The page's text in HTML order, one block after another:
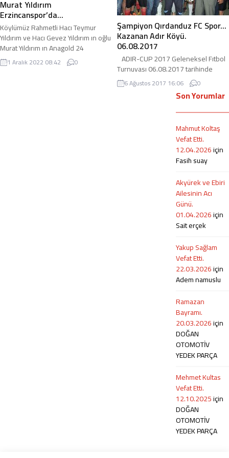
Murat Yıldırım
Erzincanspor’da…
Köylümüz Rahmetli Hacı Teymur
Yıldırım ve Hacı Gevez Yıldırım ın oğlu
Murat Yıldırım ın Anagold 24
Erzincanspor yardımcı antrenörlük
görevine getirldiğini öğrendik.
1 Aralık 2022 08:42 0
Şampiyon Qırdanduz FC Spor…
Kazanan Adır Köyü.
06.08.2017
ADIR-CUP 2017 Geleneksel Fıtbol
Turnuvası 06.08.2017 tarihinde
Kardeşler Halı Saha da oynanan
Final Maçında rakibi Şirinler Spor u
2-1 yenerek bu yıl ki turnuva
şampiyonu Qırdanduz FC Spor
Maça iyi başlayan ve daha organize
olan takım aslında başlarda Şirinler
Spor de ve ilk golü...
6 Ağustos 2017 16:06 0
Son Yorumlar
Mahmut Koltaş
Vefat Etti.
12.04.2026için
Fasih suay
Akyürek ve Ebiri
Ailesinin Acı
Günü.
01.04.2026için
Sait erçek
Yakup Sağlam
Vefat Etti.
22.03.2026için
Adem namuslu
Ramazan
Bayramı.
20.03.2026için
DOĞAN
OTOMOTİV
YEDEK PARÇA
Mehmet Kultas
Vefat Etti.
12.10.2025için
DOĞAN
OTOMOTİV
YEDEK PARÇA